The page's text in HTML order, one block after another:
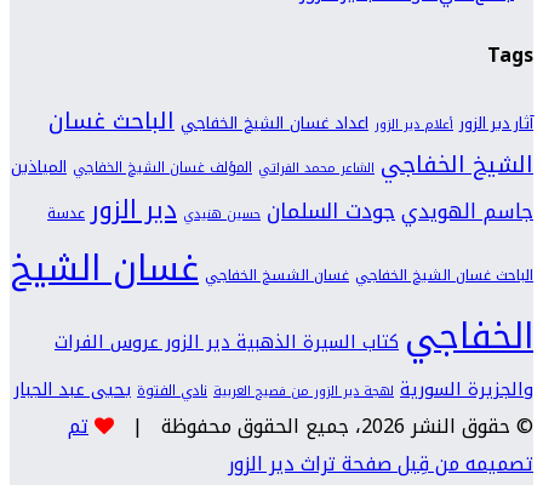
Tags
آثار دير الزور أعلام دير الزور اعداد غسان الشيخ الخفاجي الباحث غسان
الشيخ الخفاجي الشاعر محمد الفراتي المؤلف غسان الشيخ الخفاجي المياذين
جاسم الهويديجودت السلمان حسين هنيدي دير الزور عدسة
الباحث غسان الشيخ الخفاجي غسان الشسخ الخفاجي غسان الشيخ
الخفاجي كتاب السيرة الذهبية دير الزور عروس الفرات
والجزيرة السورية لهجة دير الزور من فصيح العربية نادي الفتوة يحيى عبد الجبار
© حقوق النشر 2026، جميع الحقوق محفوظة |
تم
تصميمه من قِبل صفحة تراث دير الزور